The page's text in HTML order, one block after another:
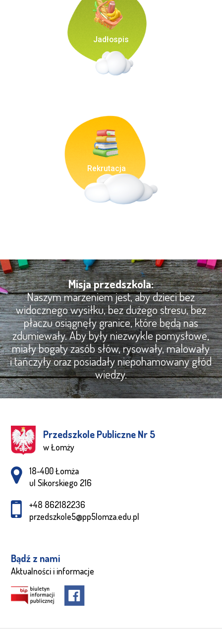
Jadłospis
Rekrutacja
Misja przedszkola:
Naszym marzeniem jest, aby dzieci bez
widocznego wysiłku, bez dużego stresu, bez
płaczu osiągnęły granice, które będą nas
zdumiewały. Aby były niezwykle pomysłowe,
miały bogaty zasób słów, rysowały, malowały
i tańczyły oraz posiadały niepohamowany głód
wiedzy.
Przedszkole Publiczne Nr 5
w Łomży
Adres pocztowy:
18-400 Łomża
ul Sikorskiego 216
+48 862182236
przedszkole5@pp5lomza.edu.pl
Bądź z nami
Aktualności i informacje